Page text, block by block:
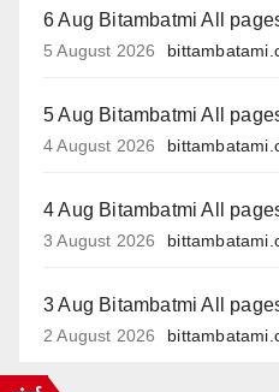
6 Aug Bitambatmi All
5 August 2026
5 Aug Bitambatmi All
4 August 2026
4 Aug Bitambatmi All
3 August 2026
3 Aug Bitambatmi All
2 August 2026